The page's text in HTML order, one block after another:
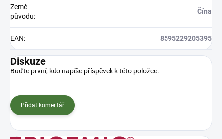
Země
původu:
Čína
EAN: 8595229205395
Diskuze
Buďte první, kdo napíše příspěvek k této položce.
Přidat komentář